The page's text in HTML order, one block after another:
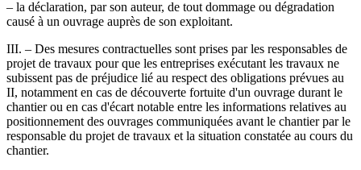
– la déclaration, par son auteur, de tout dommage ou dégradation
causé à un ouvrage auprès de son exploitant.
III. – Des mesures contractuelles sont prises par les responsables de
projet de travaux pour que les entreprises exécutant les travaux ne
subissent pas de préjudice lié au respect des obligations prévues au
II, notamment en cas de découverte fortuite d'un ouvrage durant le
chantier ou en cas d'écart notable entre les informations relatives au
positionnement des ouvrages communiquées avant le chantier par le
responsable du projet de travaux et la situation constatée au cours du
chantier.